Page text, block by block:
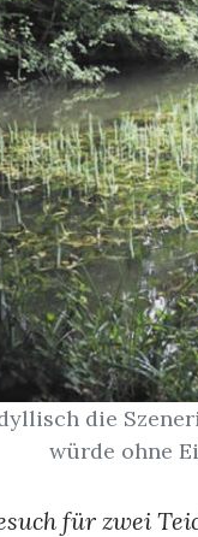
die
würde ohne
für zwei